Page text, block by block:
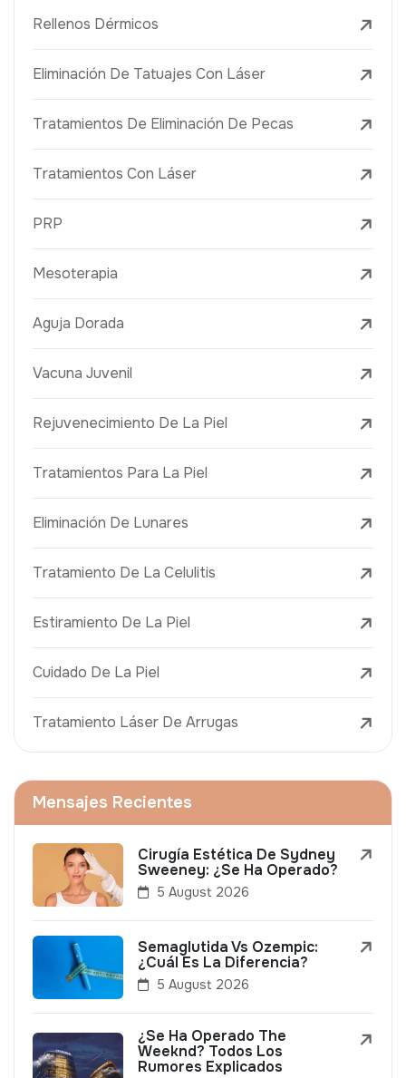
Rellenos Dérmicos
Eliminación De Tatuajes Con Láser
Tratamientos De Eliminación De Pecas
Tratamientos Con Láser
PRP
Mesoterapia
Aguja Dorada
Vacuna Juvenil
Rejuvenecimiento De La Piel
Tratamientos Para La Piel
Eliminación De Lunares
Tratamiento De La Celulitis
Estiramiento De La Piel
Cuidado De La Piel
Tratamiento Láser De Arrugas
Mensajes Recientes
Cirugía Estética De Sydney
Sweeney: ¿Se Ha Operado?
5 August 2026
Semaglutida Vs Ozempic:
¿Cuál Es La Diferencia?
5 August 2026
¿Se Ha Operado The
Weeknd? Todos Los
Rumores Explicados